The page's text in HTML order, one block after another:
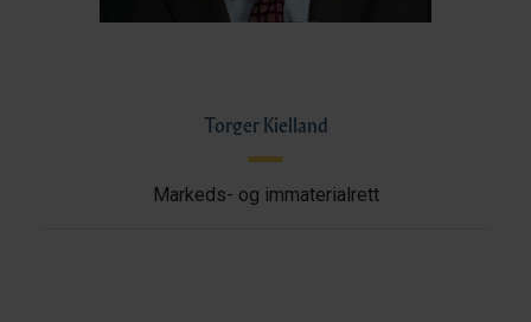
Torger Kielland
Markeds- og immaterialrett